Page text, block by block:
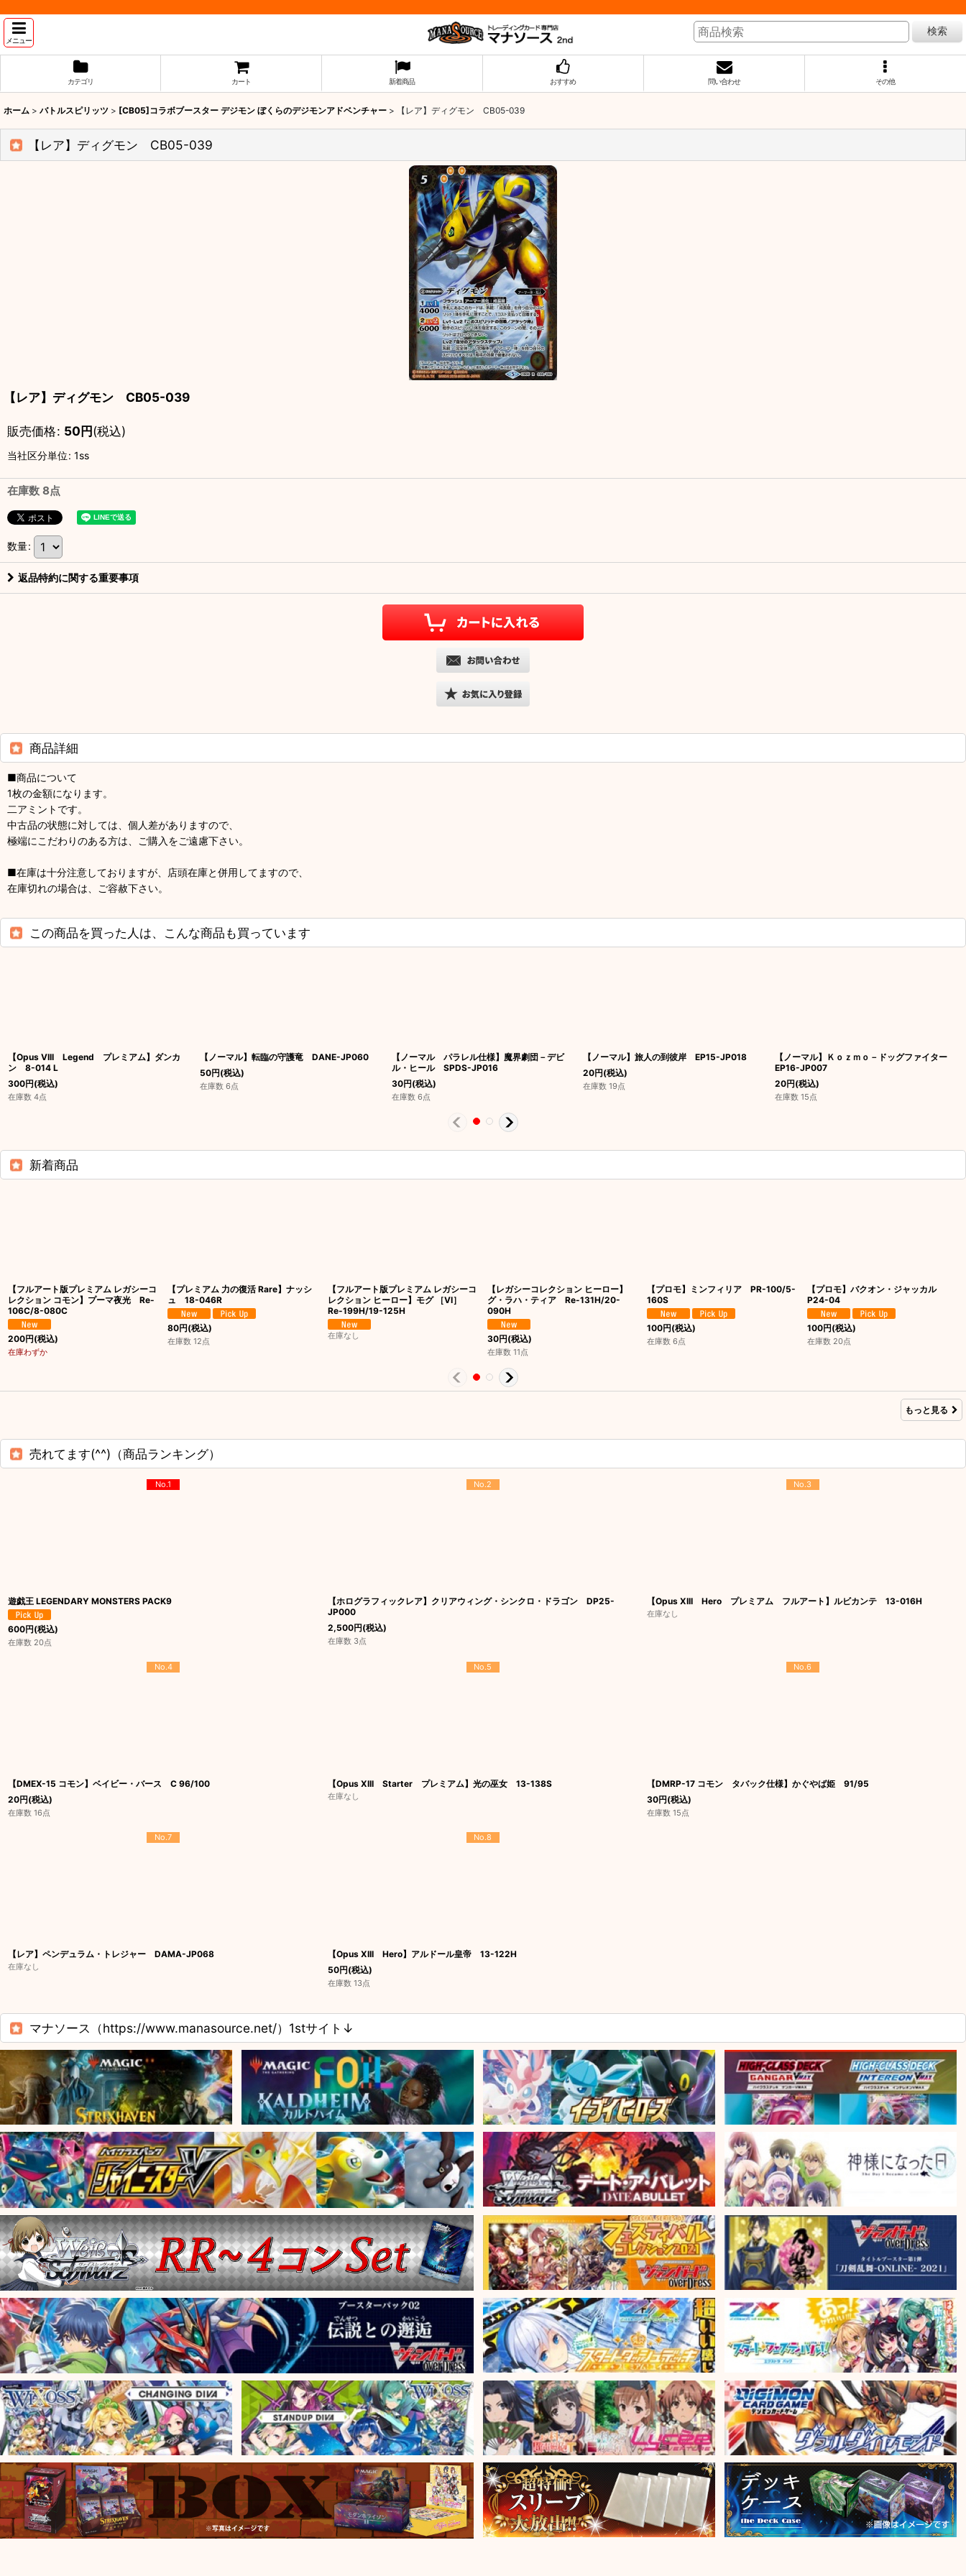
メニュー
検索
カテゴリ カート 新着商品 おすすめ 問い合わせ その他
ホーム > バトルスピリッツ > [CB05]コラボブースター デジモン ぼくらのデジモンアドベンチャー > 【レア】ディグモン CB05-039
【レア】ディグモン CB05-039
【レア】ディグモン CB05-039
販売価格: 50円(税込)
当社区分単位: 1ss
在庫数 8点
数量:
返品特約に関する重要事項
商品詳細
■商品について
1枚の金額になります。
二アミントです。
中古品の状態に対しては、個人差がありますので、
極端にこだわりのある方は、ご購入をご遠慮下さい。
■在庫は十分注意しておりますが、店頭在庫と併用してますので、
在庫切れの場合は、ご容赦下さい。
この商品を買った人は、こんな商品も買っています
【Opus VIII Legend プレミアム】ダンカ
ン 8-014 L
300円(税込)
在庫数 4点
【ノーマル】転臨の守護竜 DANE-JP060
50円(税込)
在庫数 6点
【ノーマル パラレル仕様】魔界劇団－デビ
ル・ヒール SPDS-JP016
30円(税込)
在庫数 6点
【ノーマル】旅人の到彼岸 EP15-JP018
20円(税込)
在庫数 19点
【ノーマル】Ｋｏｚｍｏ－ドッグファイター
EP16-JP007
20円(税込)
在庫数 15点
新着商品
【フルアート版プレミアム レガシーコ
レクション コモン】プーマ夜光 Re-
106C/8-080C
200円(税込)
在庫わずか
【プレミアム 力の復活 Rare】ナッシ
ュ 18-046R
80円(税込)
在庫数 12点
【フルアート版プレミアム レガシーコ
レクション ヒーロー】モグ ［VI］
Re-199H/19-125H
在庫なし
【レガシーコレクション ヒーロー】
グ・ラハ・ティア Re-131H/20-
090H
30円(税込)
在庫数 11点
【プロモ】ミンフィリア PR-100/5-
160S
100円(税込)
在庫数 6点
【プロモ】バクオン・ジャッカル
P24-04
100円(税込)
在庫数 20点
もっと見る
売れてます(^^)（商品ランキング）
No.1
遊戯王 LEGENDARY MONSTERS PACK9
600円(税込)
在庫数 20点
No.2
【ホログラフィックレア】クリアウィング・シンクロ・ドラゴン DP25-
JP000
2,500円(税込)
在庫数 3点
No.3
【Opus XIII Hero プレミアム フルアート】ルビカンテ 13-016H
在庫なし
No.4
【DMEX-15 コモン】ベイビー・バース C 96/100
20円(税込)
在庫数 16点
No.5
【Opus XIII Starter プレミアム】光の巫女 13-138S
在庫なし
No.6
【DMRP-17 コモン タバック仕様】かぐやば姫 91/95
30円(税込)
在庫数 15点
No.7
【レア】ペンデュラム・トレジャー DAMA-JP068
在庫なし
No.8
【Opus XIII Hero】アルドール皇帝 13-122H
50円(税込)
在庫数 13点
マナソース（https://www.manasource.net/）1stサイト↓